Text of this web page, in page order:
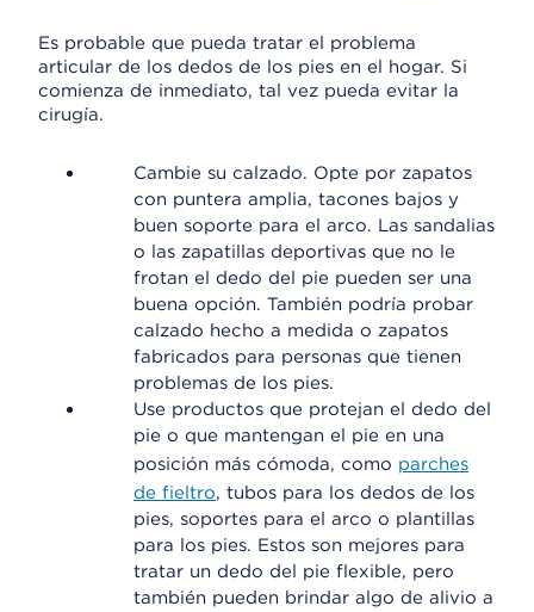
Es probable que pueda tratar el problema
articular de los dedos de los pies en el hogar. Si
comienza de inmediato, tal vez pueda evitar la
cirugía.
Cambie su calzado. Opte por zapatos
con puntera amplia, tacones bajos y
buen soporte para el arco. Las sandalias
o las zapatillas deportivas que no le
frotan el dedo del pie pueden ser una
buena opción. También podría probar
calzado hecho a medida o zapatos
fabricados para personas que tienen
problemas de los pies.
Use productos que protejan el dedo del
pie o que mantengan el pie en una
posición más cómoda, como parches
de fieltro, tubos para los dedos de los
pies, soportes para el arco o plantillas
para los pies. Estos son mejores para
tratar un dedo del pie flexible, pero
también pueden brindar algo de alivio a